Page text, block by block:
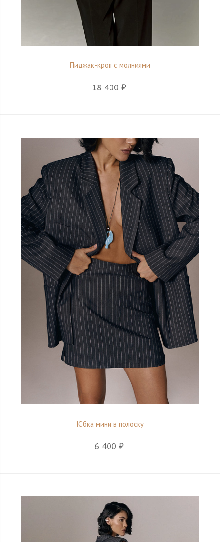
Пиджак-кроп с молниями
18 400 ₽
Юбка мини в полоску
6 400 ₽